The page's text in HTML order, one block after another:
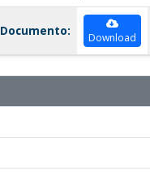
Documento: Download